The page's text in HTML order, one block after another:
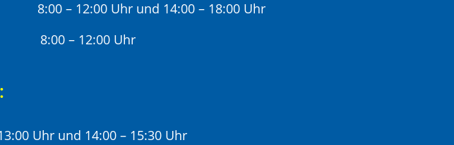
8:00 – 12:00 Uhr und 14:00 – 18:00 Uhr
8:00 – 12:00 Uhr
Uhr und 14:00 – 15:30 Uhr